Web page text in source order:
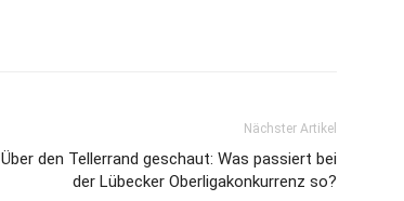
Nächster Artikel
Über den Tellerrand geschaut: Was passiert bei
der Lübecker Oberligakonkurrenz so?